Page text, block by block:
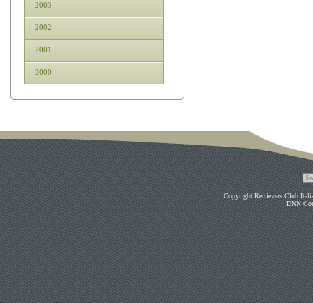
2003
2002
2001
2000
Copyright Retrievers Club
DNN